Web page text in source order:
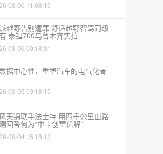
08-06 11:08:19
越野告别遭罪 舒适越野智驾同级
泰钽700乌鲁木齐实拍
08-06 00:18:31
据中心性，重塑汽车的电气化骨
08-05 09:18:15
天锦联手法士特 用四千公里山路
回答何为“中卡创富优解”
08-04 15:18:13